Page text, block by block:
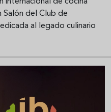
Salón del Club de
al legado culinario